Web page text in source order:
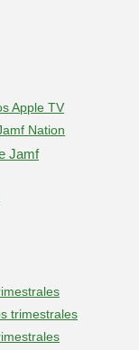
Apple TV
Nation
Jamf
trimestrales